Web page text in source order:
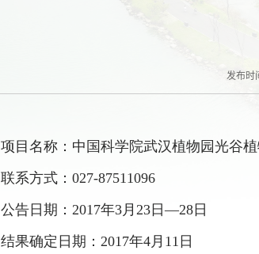
发布时
项目名称：中国科学院武汉植物园光谷
联系方式： 027-87511096
公告日期： 2017年3 月 23日—28日
结果确定日期： 2017年4 月 11 日